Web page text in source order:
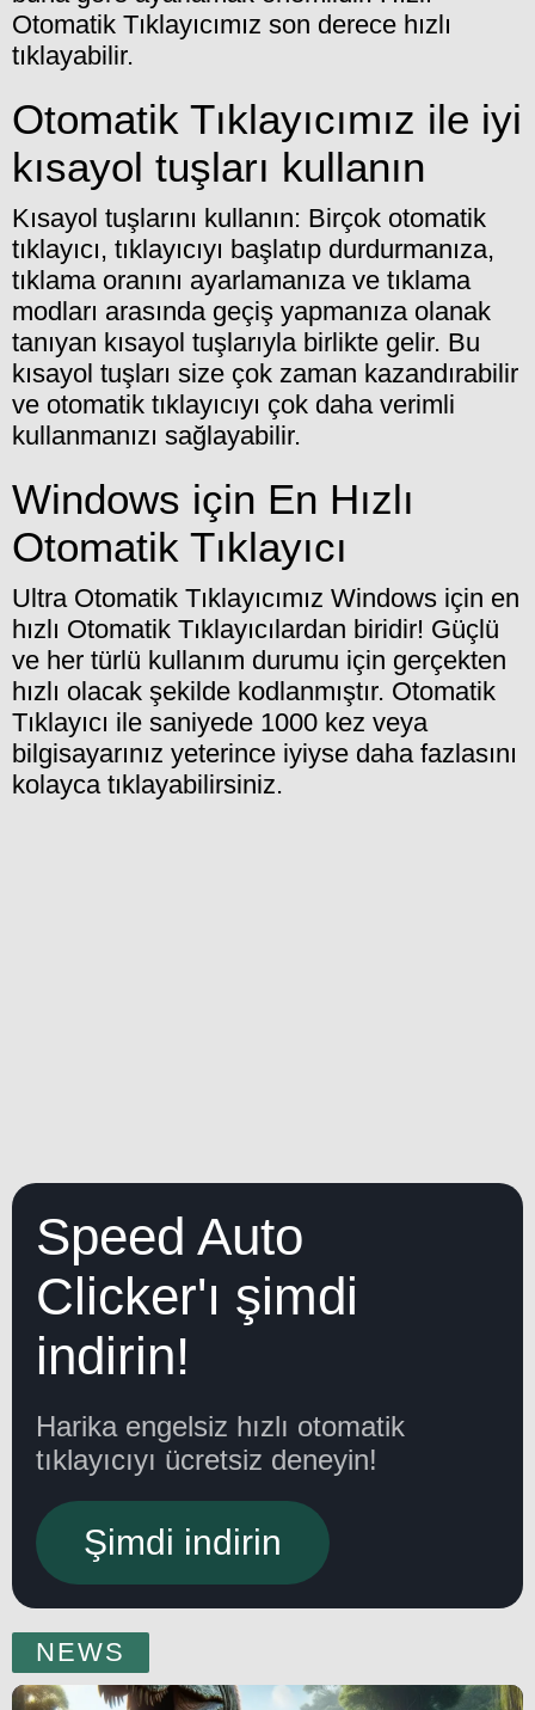
Otomatik Tıklayıcımız son derece hızlı
tıklayabilir.
Otomatik Tıklayıcımız ile iyi
kısayol tuşları kullanın
Kısayol tuşlarını kullanın: Birçok otomatik
tıklayıcı, tıklayıcıyı başlatıp durdurmanıza,
tıklama oranını ayarlamanıza ve tıklama
modları arasında geçiş yapmanıza olanak
tanıyan kısayol tuşlarıyla birlikte gelir. Bu
kısayol tuşları size çok zaman kazandırabilir
ve otomatik tıklayıcıyı çok daha verimli
kullanmanızı sağlayabilir.
Windows için En Hızlı
Otomatik Tıklayıcı
Ultra Otomatik Tıklayıcımız Windows için en
hızlı Otomatik Tıklayıcılardan biridir! Güçlü
ve her türlü kullanım durumu için gerçekten
hızlı olacak şekilde kodlanmıştır. Otomatik
Tıklayıcı ile saniyede 1000 kez veya
bilgisayarınız yeterince iyiyse daha fazlasını
kolayca tıklayabilirsiniz.
Speed Auto
Clicker'ı şimdi
indirin!
Harika engelsiz hızlı otomatik
tıklayıcıyı ücretsiz deneyin!
Şimdi indirin
NEWS